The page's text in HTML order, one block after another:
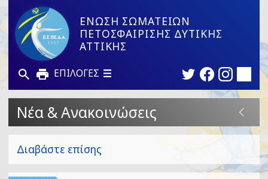
ΕΝΩΣΗ ΣΩΜΑΤΕΙΩΝ
ΠΕΤΟΣΦΑΙΡΙΣΗΣ ΔΥΤΙΚΗΣ
ΑΤΤΙΚΗΣ
ΕΠΙΛΟΓΕΣ
Νέα & Ανακοινώσεις
Διαβάστε επίσης